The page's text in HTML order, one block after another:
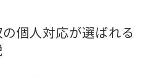
茨城県の不用品回収活用術
収を簡単に依頼するコツと流れ
個人対応が選ばれる